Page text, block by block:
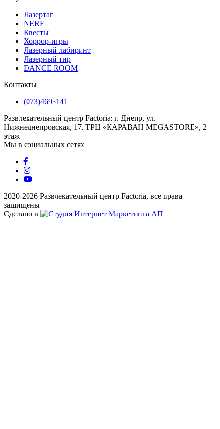
Лазертаг
NERF
Квесты
Хоррор-игры
Лазерный лабиринт
Лазерный тир
DANCE ROOM
Контакты
(073)4693141
Развлекательный центр Factoria: г. Днепр, ул.
Нижнеднепровская, 17, ТРЦ «КАРАВАН MEGASTORE», 2
этаж
Мы в социальных сетях
2020-2026 Развлекательный центр Factoria, все права
защищены
Сделано в